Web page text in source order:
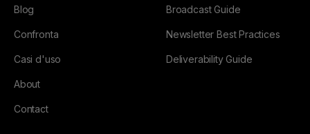
Blog
Confronta
Casi d'uso
About
Contact
Broadcast Guide
Newsletter Best Practices
Deliverability Guide